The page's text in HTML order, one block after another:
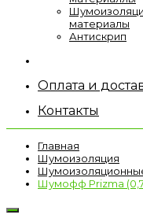
материалы
Антискрип
Оплата и
Контакты
Главная
Шумоизоляция
Шумофф Prizma